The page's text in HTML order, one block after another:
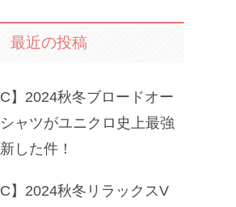
最近の投稿
C】2024秋冬ブロードオー
ャツがユニクロ史上最強
した件！
C】2024秋冬リラックスV